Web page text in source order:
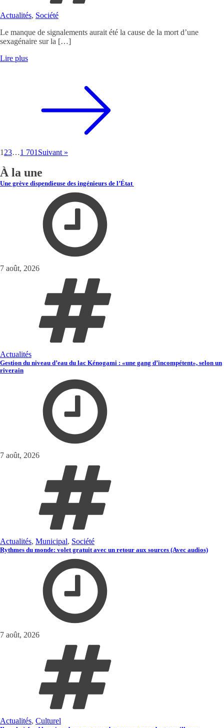
Actualités, Société
Le manque de signalements aurait été la cause de la mort d’une
sexagénaire sur la […]
Lire plus
1 23…1 701 Suivant »
À la une
Une grève dispendieuse des ingénieurs de l’État
7 août, 2026
Actualités
Gestion du niveau d’eau du lac Kénogami : «une gang d’incompétent», selon un
riverain
7 août, 2026
Actualités, Municipal, Société
Rythmes du monde: volet gratuit avec un retour aux sources (Avec audios)
7 août, 2026
Actualités, Culturel